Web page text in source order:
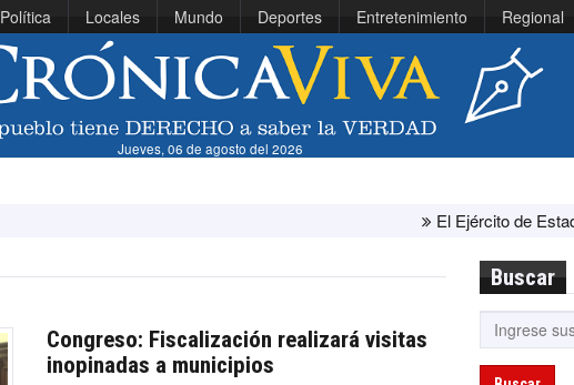
Política Locales Mundo Deportes Entretenimiento Regional
Jueves, 06 de agosto del 2026
El Ejército de Estados
Congreso: Fiscalización realizará visitas
inopinadas a municipios
Buscar